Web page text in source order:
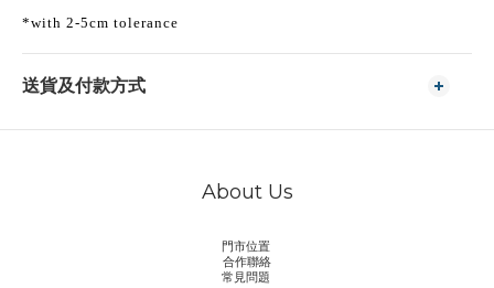
*with 2-5cm tolerance
送貨及付款方式
About Us
門市位置
合作聯絡
常見問題